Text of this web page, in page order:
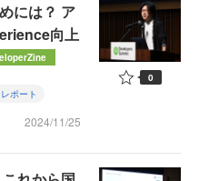
には？ ア
向上
ポート
2024/11/25
0